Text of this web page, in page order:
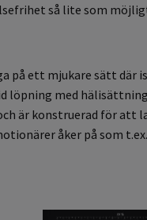
så lite som
ett mjukare sätt där
med
är konstruerad för att
åker på som